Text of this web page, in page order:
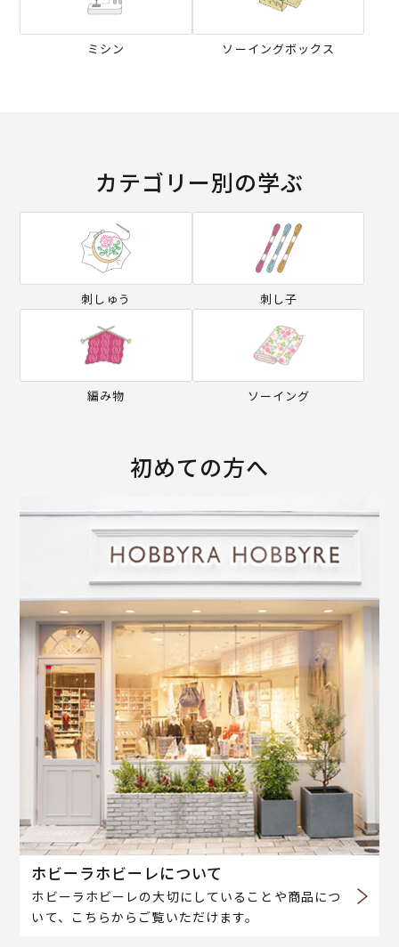
ミシン ソーイングボックス
カテゴリー別の学ぶ
刺しゅう 刺し子
編み物 ソーイング
初めての方へ
ホビーラホビーレについて
ホビーラホビーレの大切にしていることや商品につ
いて、こちらからご覧いただけます。